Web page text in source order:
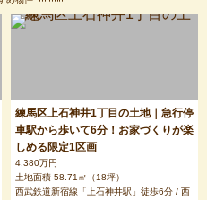
練馬区上石神井1丁目の土地｜急行停
車駅から歩いて6分！お家づくりが楽
しめる限定1区画
4,380万円
土地面積 58.71㎡（18坪）
西武鉄道新宿線「上石神井駅」徒歩6分 / 西